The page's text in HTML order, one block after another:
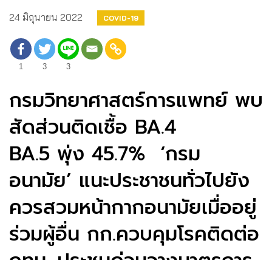
24 มิถุนายน 2022 COVID-19
1 3 3
กรมวิทยาศาสตร์การแพทย์ พบ
สัดส่วนติดเชื้อ BA.4
BA.5 พุ่ง 45.7% ‘กรม
อนามัย’ แนะประชาชนทั่วไปยัง
ควรสวมหน้ากากอนามัยเมื่ออยู่
ร่วมผู้อื่น กก.ควบคุมโรคติดต่อ